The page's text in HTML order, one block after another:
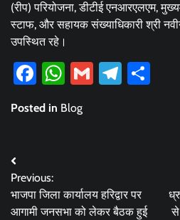
(रीप) परियोजना, डीटीई एनआरएलएम,
स्टाफ, और सहायक संख्याधिकारी श्री
उपस्थित रहे।
Facebook
WhatsApp
Gmail
Posted in Blog
Post
navigation
Previous:
भाजपा जिला कार्यालय हरिद्वार पर
आगामी जनसभा को लेकर बैठक हुई
से